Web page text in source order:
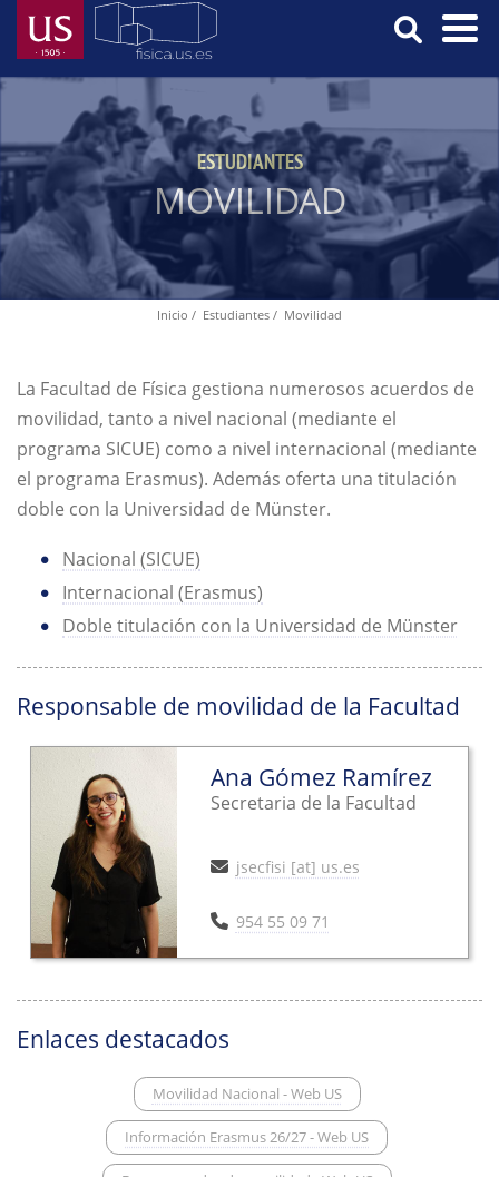
Pasar
contenido
Menú
Principal
ESTUDIANTES
MOVILIDAD
navegación
Inicio Estudiantes Movilidad
La Facultad de Física gestiona numerosos acuerdos de
movilidad, tanto a nivel nacional (mediante el
programa SICUE) como a nivel internacional (mediante
el programa Erasmus). Además oferta una titulación
doble con la Universidad de Münster.
Nacional (SICUE)
Internacional (Erasmus)
Doble titulación con la Universidad de Münster
Responsable de movilidad de la Facultad
Ana Gómez Ramírez
Secretaria de la Facultad
jsecfisi [at] us.es
954 55 09 71
Enlaces destacados
Movilidad Nacional - Web US
Información Erasmus 26/27 - Web US